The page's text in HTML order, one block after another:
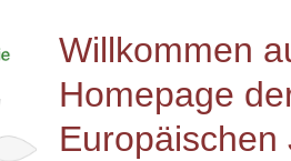
Willkommen
Homepage
Europäischen